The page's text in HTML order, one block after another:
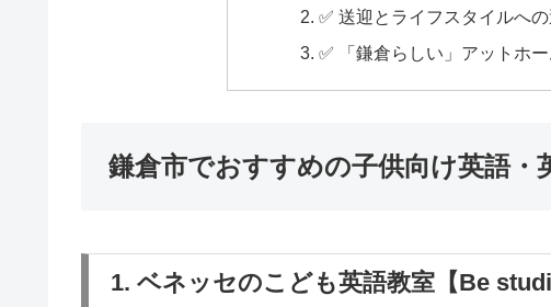
✅ 送迎とライフスタイルへ
✅ 「鎌倉らしい」アットホ
鎌倉市でおすすめの子供向け英語・
1. ベネッセのこども英語教室【Be